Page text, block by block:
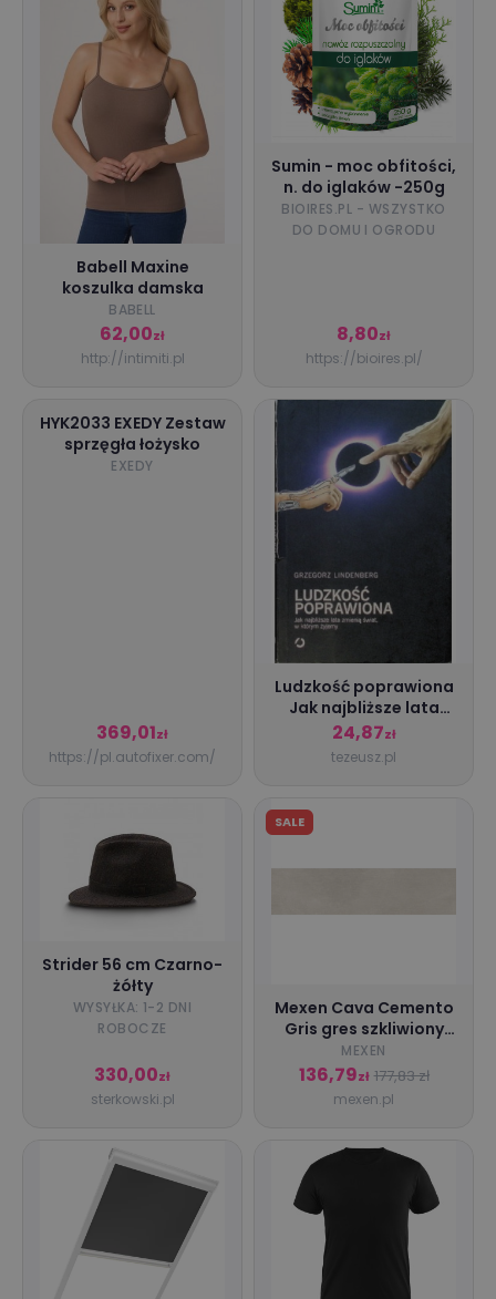
Babell Maxine
koszulka damska
BABELL
62,00zł
http://intimiti.pl
Sumin - moc obfitości,
n. do iglaków -250g
BIOIRES.PL - WSZYSTKO
DO DOMU I OGRODU
8,80zł
https://bioires.pl/
HYK2033 EXEDY Zestaw
sprzęgła łożysko
EXEDY
369,01zł
https://pl.autofixer.com/
Ludzkość poprawiona
Jak najbliższe lata
zmienią świat w
którym żyjemy -
Grzegorz Lindenberg -
24,87zł
tezeusz.pl
Strider 56 cm Czarno-
żółty
WYSYŁKA: 1-2 DNI
ROBOCZE
330,00zł
sterkowski.pl
SALE
Mexen Cava Cemento
Gris gres szkliwiony
rekt. G1, płytka
podłogowo-ścienna
120 x 30 cm, carving -
TL711-120-030-02
MEXEN
136,79zł 177,83 zł
mexen.pl